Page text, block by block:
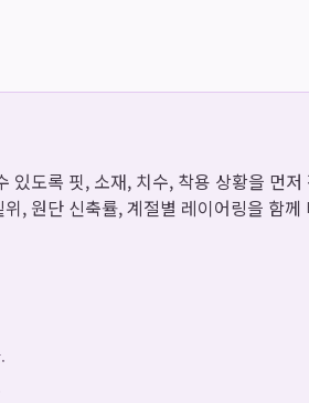
도록 핏, 소재, 치수, 착용 상황을 먼저
, 원단 신축률, 계절별 레이어링을 함께